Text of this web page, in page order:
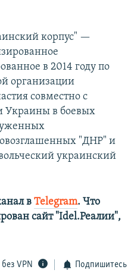
корпус" —
в 2014 году по
организации
совместно с
в боевых
"ДНР" и
украинский
в Telegram. Что
сайт "Idel.Реалии",
VPN Подпишитесь